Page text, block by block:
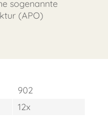
sogenannte
(APO)
902
12x